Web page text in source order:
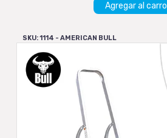
Agregar al carro
SKU: 1114 - AMERICAN BULL